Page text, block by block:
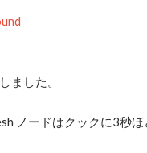
ました。
ノードはクックに3秒ほ